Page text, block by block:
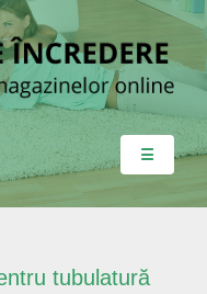
☰
tubulatură